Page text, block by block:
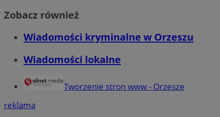
Zobacz również
Wiadomości kryminalne w Orzeszu
Wiadomości lokalne
Tworzenie stron www - Orzesze
reklama